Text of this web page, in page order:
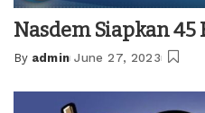
Nasdem Siapkan
Posted
By admin June 27, 2023